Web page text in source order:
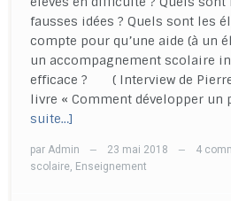
fausses idées ? Quels sont les
compte pour qu’une aide (à un
un accompagnement scolaire
efficace ? ( Interview de Pierre
livre « Comment développer un
suite…]
par Admin — 23 mai 2018 — 4
scolaire, Enseignement